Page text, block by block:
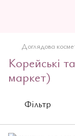
Доглядова
Корейські
маркет)
Фільтр